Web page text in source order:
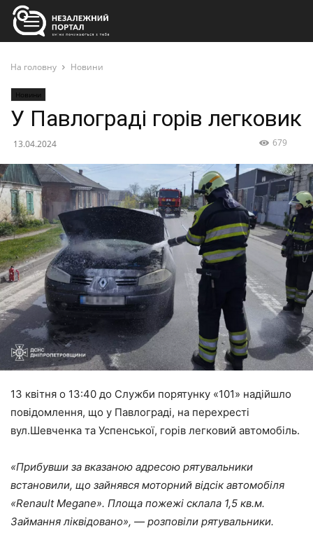
На головну Новини
Новини
У Павлограді горів легковик
13.04.2024 679
13 квітня о 13:40 до Служби порятунку «101» надійшло
повідомлення, що у Павлограді, на перехресті
вул.Шевченка та Успенської, горів легковий автомобіль.
«Прибувши за вказаною адресою рятувальники
встановили, що зайнявся моторний відсік автомобіля
«Renault Megane». Площа пожежі склала 1,5 кв.м.
Займання ліквідовано», ― розповіли рятувальники.